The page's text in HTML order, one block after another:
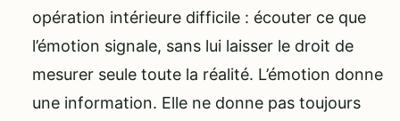
opération intérieure difficile : écouter ce que
l’émotion signale, sans lui laisser le droit de
mesurer seule toute la réalité. L’émotion donne
une information. Elle ne donne pas toujours